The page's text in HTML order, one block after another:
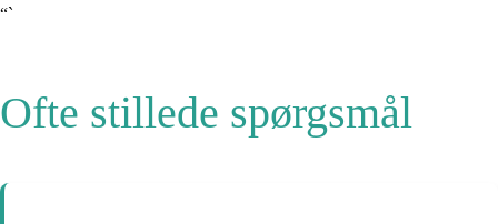
“`
Ofte stillede spørgsmål